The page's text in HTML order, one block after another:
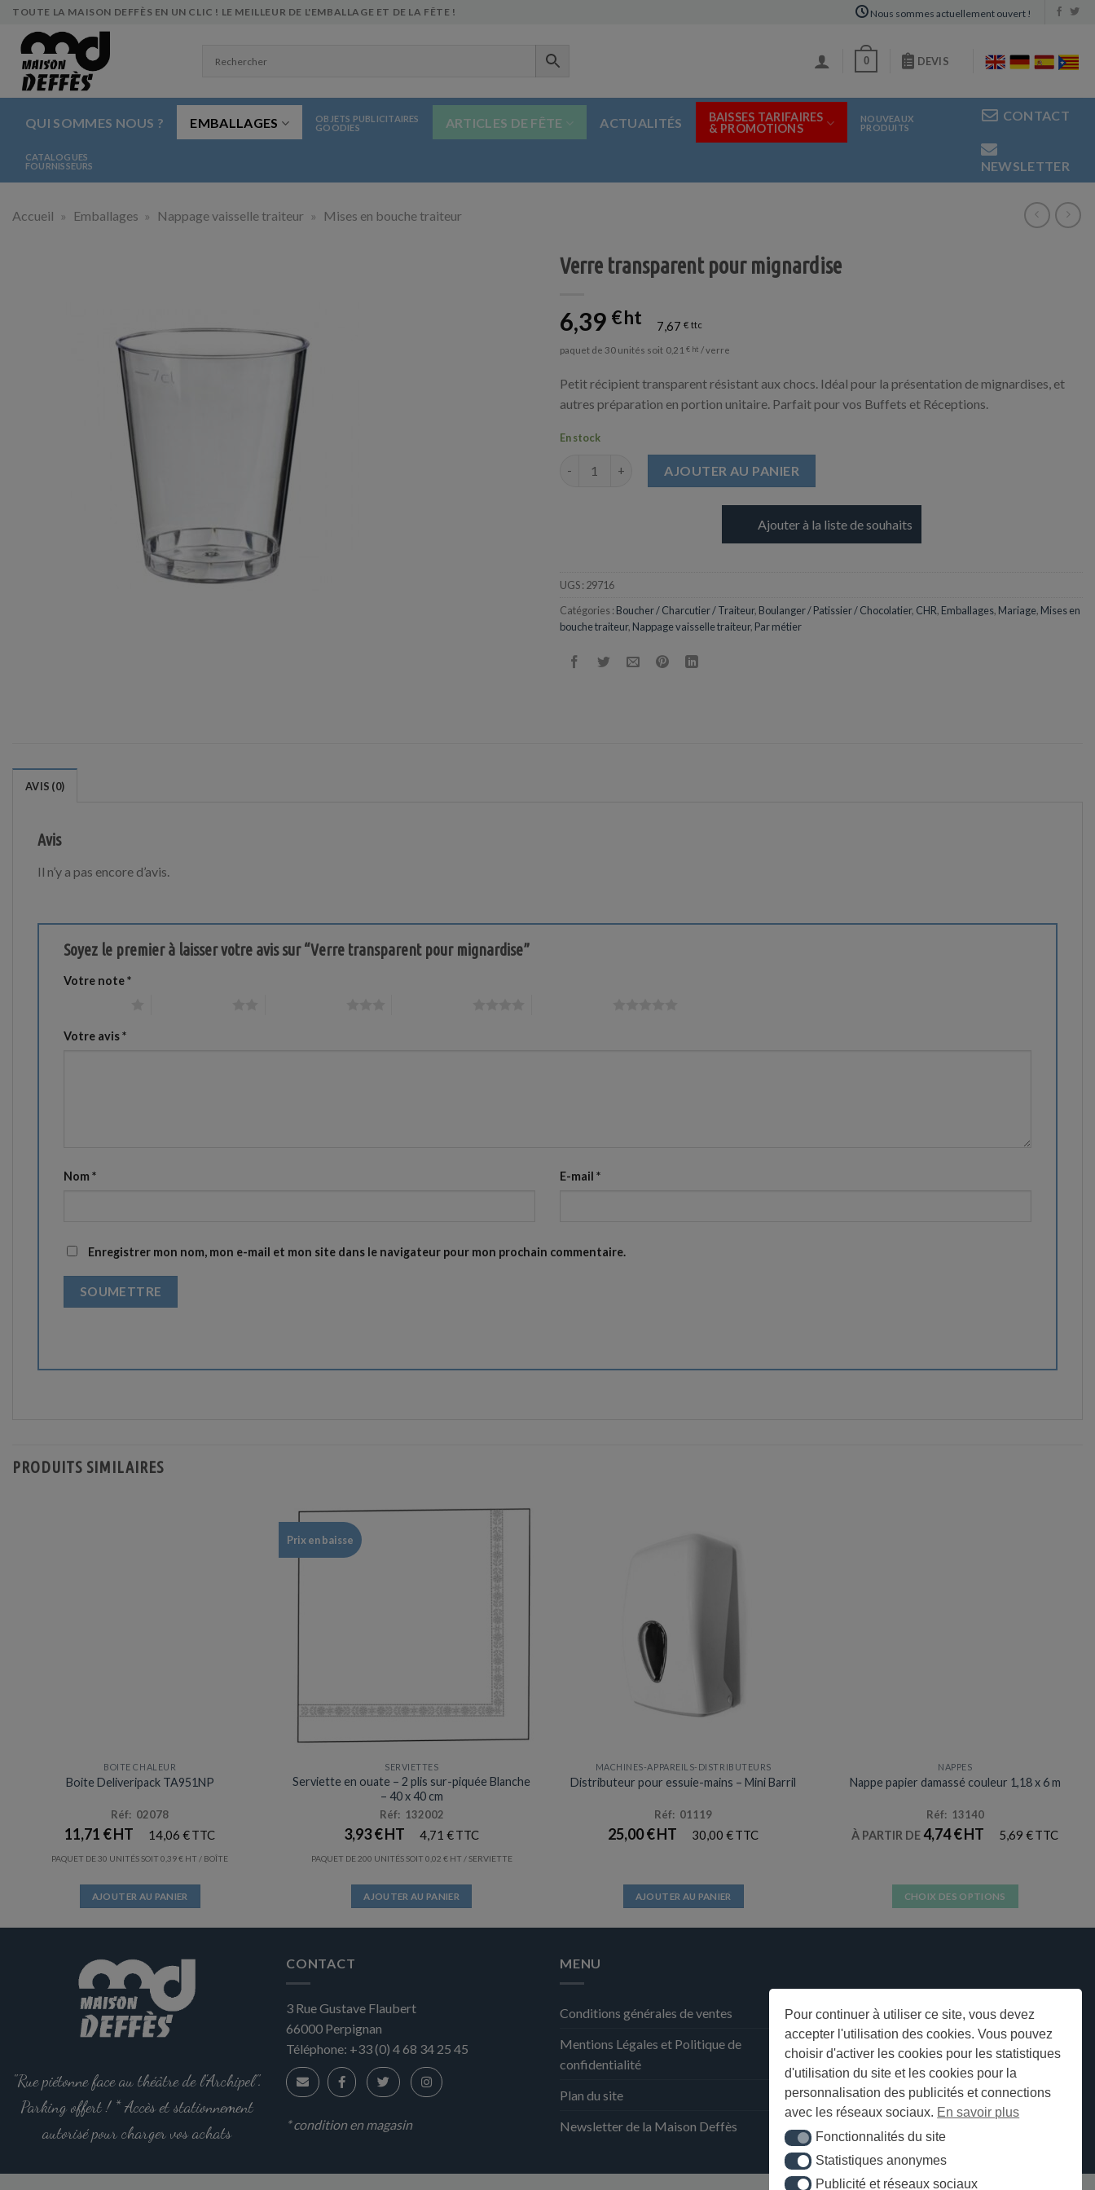
Pour continuer à utiliser ce site, vous devez
accepter l'utilisation des cookies. Vous pouvez
choisir d'activer les cookies pour les statistiques
d'utilisation du site et les cookies pour la
personnalisation des publicités et connections
avec les réseaux sociaux. En savoir plus
Fonctionnalités du site
Fonctionnalités du site
Statistiques anonymes
Statistiques anonymes
Publicité et réseaux sociaux
Publicité et réseaux sociaux
Skip
content
TOUTE LA MAISON DEFFÈS EN UN CLIC ! LE MEILLEUR DE L'EMBALLAGE ET DE LA FÊTE ! Nous sommes actuellement ouvert !
0 DEVIS
QUI SOMMES NOUS ? EMBALLAGES
OBJETS PUBLICITAIRES
GOODIES
ARTICLES DE FÊTE ACTUALITÉS
BAISSES TARIFAIRES
& PROMOTIONS
NOUVEAUX
PRODUITS
CATALOGUES
FOURNISSEURS
CONTACT
NEWSLETTER
Accueil » Emballages » Nappage vaisselle traiteur » Mises en bouche traiteur
Verre transparent pour mignardise
6,39 € 7,67 €
paquet de 30 unités soit 0,21 € / verre
Petit récipient transparent résistant aux chocs. Idéal pour la présentation de mignardises, et
autres préparation en portion unitaire. Parfait pour vos Buffets et Réceptions.
En stock
AJOUTER AU PANIER
Ajouter à la liste de souhaits
UGS : 29716
Catégories : Boucher / Charcutier / Traiteur, Boulanger / Patissier / Chocolatier, CHR, Emballages, Mariage, Mises en
bouche traiteur, Nappage vaisselle traiteur, Par métier
AVIS (0)
Avis
Il n’y a pas encore d’avis.
Soyez le premier à laisser votre avis sur “Verre transparent pour mignardise”
Votre note*
Votre avis*
Nom * E-mail *
Enregistrer mon nom, mon e-mail et mon site dans le navigateur pour mon prochain commentaire.
PRODUITS SIMILAIRES
Prix en baisse
BOITE CHALEUR
Boite Deliveripack TA951NP
Réf: 02078
11,71 € 14,06€
PAQUET DE 30 UNITÉS SOIT 0,39€ / BOÎTE
AJOUTER AU PANIER
Prix en baisse
SERVIETTES
Serviette en ouate – 2 plis sur-piquée Blanche
– 40 x 40 cm
Réf: 132002
3,93€ 4,71€
PAQUET DE 200 UNITÉS SOIT 0,02 € / SERVIETTE
AJOUTER AU PANIER
MACHINES-APPAREILS-DISTRIBUTEURS
Distributeur pour essuie-mains – Mini Barril
Réf: 01119
25,00€ 30,00€
AJOUTER AU PANIER
NAPPES
Nappe papier damassé couleur 1,18 x 6 m
Réf: 13140
À PARTIR DE4,74€ 5,69€
CHOIX DES OPTIONS
variations.
Les
options
peuvent
être
choisies
la
produit
"Rue piétonne face au théâtre de l'Archipel".
Parking offert ! * Accès et stationnement
autorisé pour charger vos achats
CONTACT
3 Rue Gustave Flaubert
66000 Perpignan
Téléphone: +33 (0) 4 68 34 25 45
* condition en magasin
MENU
Conditions générales de ventes
Mentions Légales et Politique de
confidentialité
Plan du site
Newsletter de la Maison Deffès